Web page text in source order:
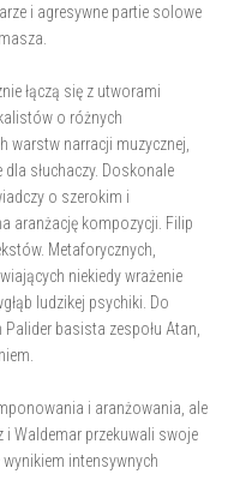
i agresywne partie solowe
łączą się z utworami
o różnych
warstw narracji muzycznej,
słuchaczy. Doskonale
o szerokim i
aranżację kompozycji. Filip
Metaforycznych,
niekiedy wrażenie
ludzikej psychiki. Do
basista zespołu Atan,
i aranżowania, ale
Waldemar przekuwali swoje
intensywnych